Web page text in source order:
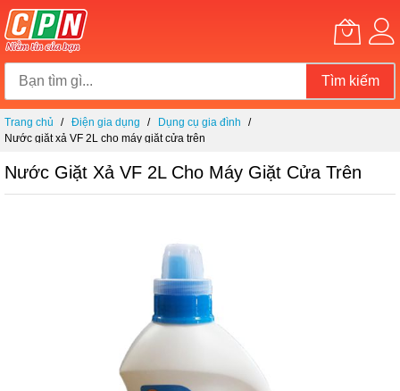
Tìm kiếm
Chuyển
đến
dung
Trang chủ Điện gia dụng
Dụng cụ gia đình
Nước giặt xả VF 2L cho máy giặt cửa trên
Nước Giặt Xả VF 2L Cho Máy Giặt Cửa Trên